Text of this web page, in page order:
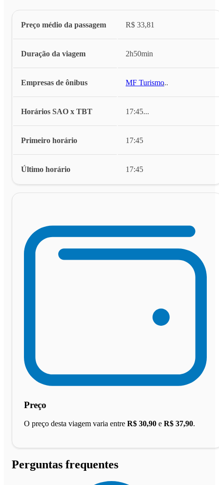
Preço médio da passagem R$ 33,81
Duração da viagem 2h50min
Empresas de ônibus MF Turismo...
Horários SAO x TBT 17:45...
Primeiro horário 17:45
Último horário 17:45
Preço
O preço desta viagem varia entre R$ 30,90 e R$ 37,90.
Perguntas frequentes